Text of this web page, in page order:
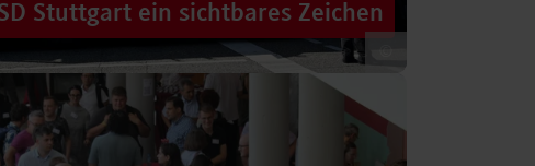
Stuttgart ein sichtbares Zeichen
säumten am Samstag die Straßen der
Mitten im farbenfrohen Zug: ein eigener DHBW-